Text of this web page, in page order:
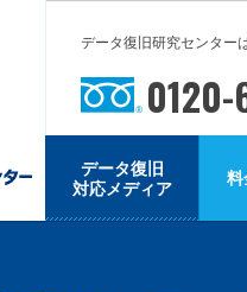
データ復旧研究センター
データ復旧
対応メディア
料